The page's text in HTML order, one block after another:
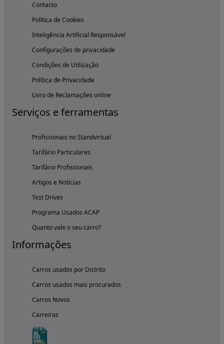
Contacto
Política de Cookies
Inteligência Artificial Responsável
Configurações de privacidade
Condições de Utilização
Política de Privacidade
Livro de Reclamações online
Serviços e ferramentas
Profissionais no Standvirtual
Tarifário Particulares
Tarifário Profissionais
Artigos e Notícias
Test Drives
Programa Usados ACAP
Quanto vale o seu carro?
Informações
Carros usados por Distrito
Carros usados mais procurados
Carros Novos
Carreiras